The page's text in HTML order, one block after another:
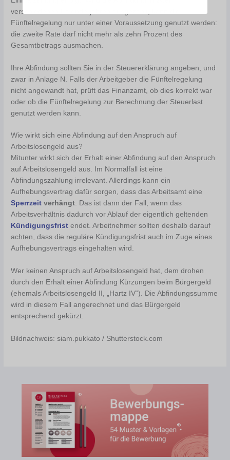
verschiedenen Kalenderjahren ausgezahlt, kann die
Fünftelregelung nur unter einer Voraussetzung genutzt werden:
die zweite Rate darf nicht mehr als zehn Prozent des
Gesamtbetrags ausmachen.
Ihre Abfindung sollten Sie in der Steuererklärung angeben, und
zwar in Anlage N. Falls der Arbeitgeber die Fünftelregelung
nicht angewandt hat, prüft das Finanzamt, ob dies korrekt war
oder ob die Fünftelregelung zur Berechnung der Steuerlast
genutzt werden kann.
Wie wirkt sich eine Abfindung auf den Anspruch auf
Arbeitslosengeld aus?
Mitunter wirkt sich der Erhalt einer Abfindung auf den Anspruch
auf Arbeitslosengeld aus. Im Normalfall ist eine
Abfindungszahlung irrelevant. Allerdings kann ein
Aufhebungsvertrag dafür sorgen, dass das Arbeitsamt eine
Sperrzeit verhängt. Das ist dann der Fall, wenn das
Arbeitsverhältnis dadurch vor Ablauf der eigentlich geltenden
Kündigungsfrist endet. Arbeitnehmer sollten deshalb darauf
achten, dass die reguläre Kündigungsfrist auch im Zuge eines
Aufhebungsvertrags eingehalten wird.
Wer keinen Anspruch auf Arbeitslosengeld hat, dem drohen
durch den Erhalt einer Abfindung Kürzungen beim Bürgergeld
(ehemals Arbeitslosengeld II, „Hartz IV“). Die Abfindungssumme
wird in diesem Fall angerechnet und das Bürgergeld
entsprechend gekürzt.
Bildnachweis: siam.pukkato / Shutterstock.com